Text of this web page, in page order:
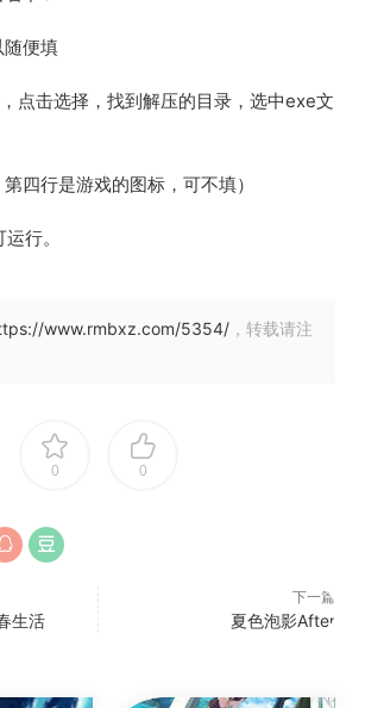
随便填
点击选择，找到解压的目录，选中exe文
第四行是游戏的图标，可不填）
行。
www.rmbxz.com/5354/ ，转载请注
0 0
生活
下一篇
夏色泡影After